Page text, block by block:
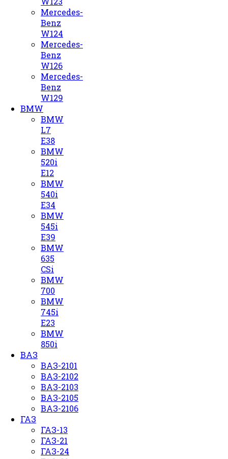
Mercedes-
Benz
W124
Mercedes-
Benz
W126
Mercedes-
Benz
W129
BMW
BMW
L7
E38
BMW
520i
E12
BMW
540i
E34
BMW
545i
E39
BMW
635
CSi
BMW
700
BMW
745i
E23
BMW
850i
ВАЗ
ВАЗ-2101
ВАЗ-2102
ВАЗ-2103
ВАЗ-2105
ВАЗ-2106
ГАЗ
ГАЗ-13
ГАЗ-21
ГАЗ-24